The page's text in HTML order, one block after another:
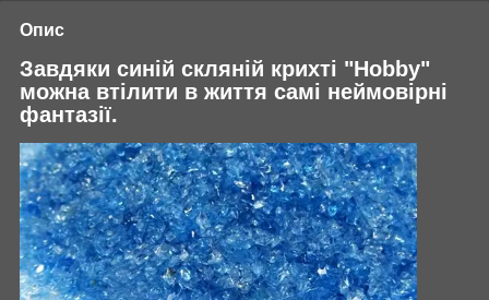
Опис
Завдяки синій скляній крихті "Hobby"
можна втілити в життя самі неймовірні
фантазії.